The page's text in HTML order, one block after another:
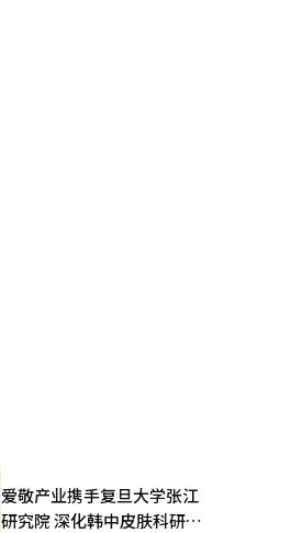
爱敬产业携手复旦大学张江
研究院 深化韩中皮肤科研合